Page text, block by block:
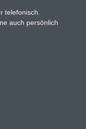
telefonisch.
auch persönlich